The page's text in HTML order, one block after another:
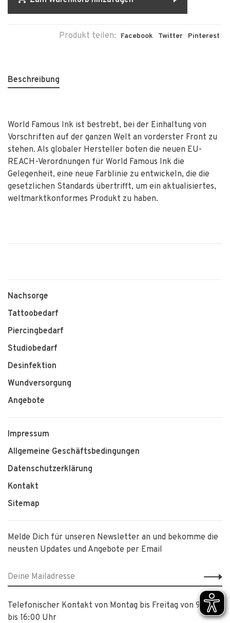
Produkt teilen: Facebook Twitter Pinterest
Beschreibung
World Famous Ink ist bestrebt, bei der Einhaltung von
Vorschriften auf der ganzen Welt an vorderster Front zu
stehen. Als globaler Hersteller boten die neuen EU-
REACH-Verordnungen für World Famous Ink die
Gelegenheit, eine neue Farblinie zu entwickeln, die die
gesetzlichen Standards übertrifft, um ein aktualisiertes,
weltmarktkonformes Produkt zu haben.
Nachsorge
Tattoobedarf
Piercingbedarf
Studiobedarf
Desinfektion
Wundversorgung
Angebote
Impressum
Allgemeine Geschäftsbedingungen
Datenschutzerklärung
Kontakt
Sitemap
Melde Dich für unseren Newsletter an und bekomme die
neusten Updates und Angebote per Email
Telefonischer Kontakt von Montag bis Freitag von 9:00
bis 16:00 Uhr